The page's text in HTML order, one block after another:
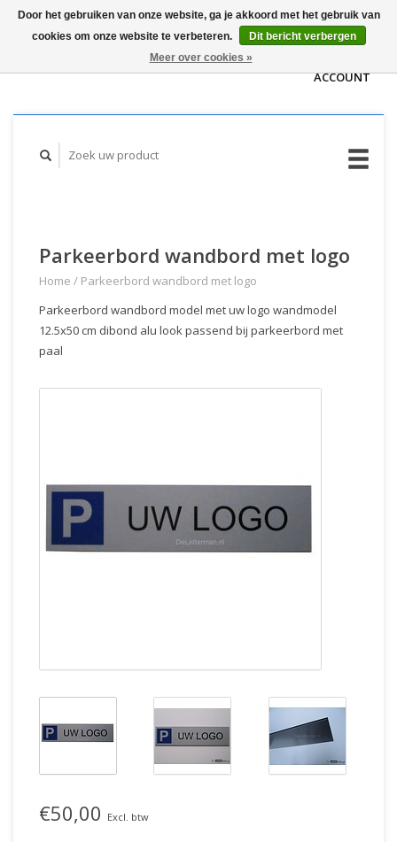
WINKELWAGEN
ACCOUNT
Parkeerbord wandbord met logo
Home / Parkeerbord wandbord met logo
Parkeerbord wandbord model met uw logo wandmodel
12.5x50 cm dibond alu look passend bij parkeerbord met
paal
€50,00 Excl. btw
Door het gebruiken van onze website, ga je akkoord met het gebruik van
cookies om onze website te verbeteren.
Dit bericht verbergen
Meer over cookies »